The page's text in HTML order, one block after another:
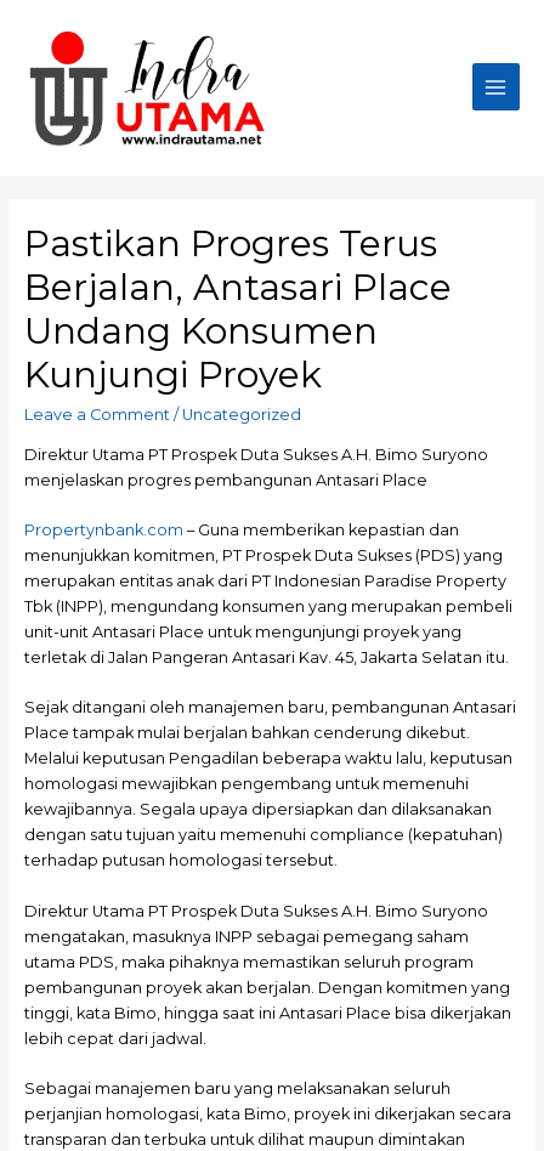
content
Main
Pastikan Progres Terus
Berjalan, Antasari Place
Undang Konsumen
Kunjungi Proyek
Leave a Comment / Uncategorized
Direktur Utama PT Prospek Duta Sukses A.H. Bimo Suryono
menjelaskan progres pembangunan Antasari Place
Propertynbank.com – Guna memberikan kepastian dan
menunjukkan komitmen, PT Prospek Duta Sukses (PDS) yang
merupakan entitas anak dari PT Indonesian Paradise Property
Tbk (INPP), mengundang konsumen yang merupakan pembeli
unit-unit Antasari Place untuk mengunjungi proyek yang
terletak di Jalan Pangeran Antasari Kav. 45, Jakarta Selatan itu.
Sejak ditangani oleh manajemen baru, pembangunan Antasari
Place tampak mulai berjalan bahkan cenderung dikebut.
Melalui keputusan Pengadilan beberapa waktu lalu, keputusan
homologasi mewajibkan pengembang untuk memenuhi
kewajibannya. Segala upaya dipersiapkan dan dilaksanakan
dengan satu tujuan yaitu memenuhi compliance (kepatuhan)
terhadap putusan homologasi tersebut.
Direktur Utama PT Prospek Duta Sukses A.H. Bimo Suryono
mengatakan, masuknya INPP sebagai pemegang saham
utama PDS, maka pihaknya memastikan seluruh program
pembangunan proyek akan berjalan. Dengan komitmen yang
tinggi, kata Bimo, hingga saat ini Antasari Place bisa dikerjakan
lebih cepat dari jadwal.
Sebagai manajemen baru yang melaksanakan seluruh
perjanjian homologasi, kata Bimo, proyek ini dikerjakan secara
transparan dan terbuka untuk dilihat maupun dimintakan